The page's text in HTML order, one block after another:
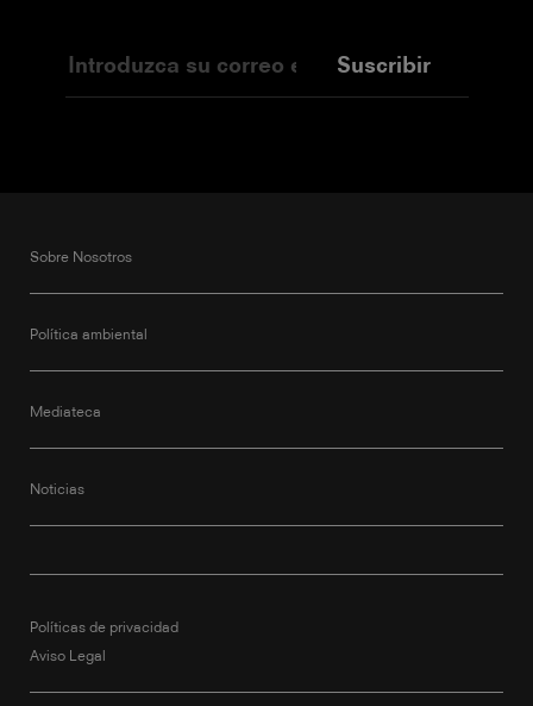
Suscribir
Sobre Nosotros
Política ambiental
Mediateca
Noticias
Políticas de privacidad
Aviso Legal